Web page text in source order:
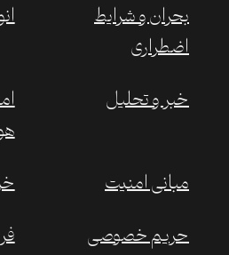
بحران و شرایط
اضطراری
خبر و تحلیل
مبانی امنیت
حریم خصوصی